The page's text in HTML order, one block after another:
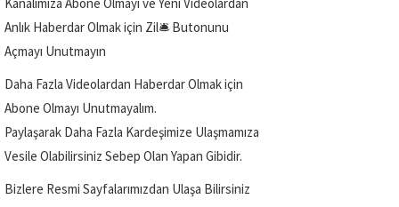
Anlık Haberdar Olmak için Zil🛎️ Butonunu
Açmayı Unutmayın
Daha Fazla Videolardan Haberdar Olmak için
Abone Olmayı Unutmayalım.
Paylaşarak Daha Fazla Kardeşimize Ulaşmamıza
Vesile Olabilirsiniz Sebep Olan Yapan Gibidir.
Bizlere Resmi Sayfalarımızdan Ulaşa Bilirsiniz